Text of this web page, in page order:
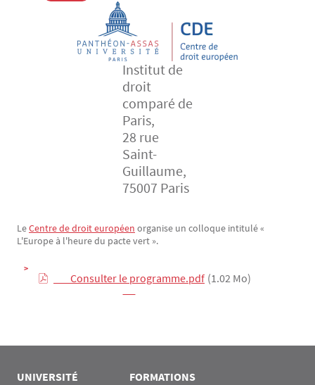
Institut de
droit
comparé de
Paris,
28 rue
Saint-
Guillaume,
75007 Paris
Texte
LeCentre de droit européen organise un colloque intitulé «
L'Europe à l'heure du pacte vert ».
(1.02 Mo)
UNIVERSITÉ FORMATIONS